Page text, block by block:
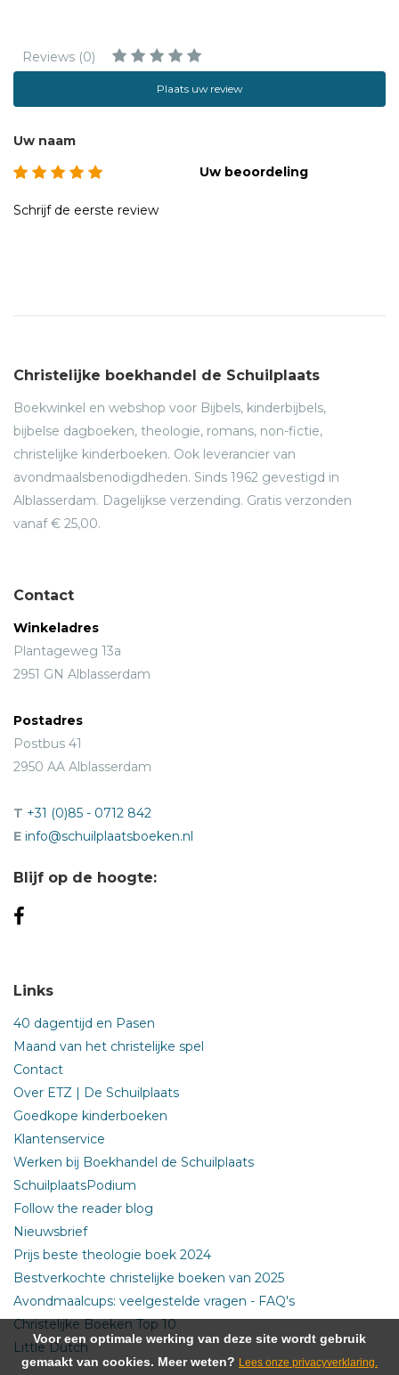
Reviews (0)
Plaats uw review
Uw naam
Uw beoordeling
Schrijf de eerste review
Christelijke boekhandel de Schuilplaats
Boekwinkel en webshop voor Bijbels, kinderbijbels,
bijbelse dagboeken, theologie, romans, non-fictie,
christelijke kinderboeken. Ook leverancier van
avondmaalsbenodigdheden. Sinds 1962 gevestigd in
Alblasserdam. Dagelijkse verzending. Gratis verzonden
vanaf € 25,00.
Contact
Winkeladres
Plantageweg 13a
2951 GN Alblasserdam
Postadres
Postbus 41
2950 AA Alblasserdam
T +31 (0)85 - 0712 842
E info@schuilplaatsboeken.nl
Blijf op de hoogte:
Links
40 dagentijd en Pasen
Maand van het christelijke spel
Contact
Over ETZ | De Schuilplaats
Goedkope kinderboeken
Klantenservice
Werken bij Boekhandel de Schuilplaats
SchuilplaatsPodium
Follow the reader blog
Nieuwsbrief
Prijs beste theologie boek 2024
Bestverkochte christelijke boeken van 2025
Avondmaalcups: veelgestelde vragen - FAQ's
Christelijke Boeken Top 10
Little Dutch
Voor een optimale werking van deze site wordt gebruik
gemaakt van cookies. Meer weten? Lees onze privacyverklaring.